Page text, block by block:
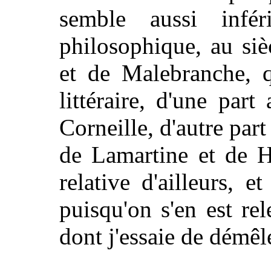
semble aussi
philosophique, au
et de
littéraire, d'une part
Corneille, d'autre
de Lamartine et de
relative d'ailleurs,
puisqu'on s'en est
dont j'essaie de